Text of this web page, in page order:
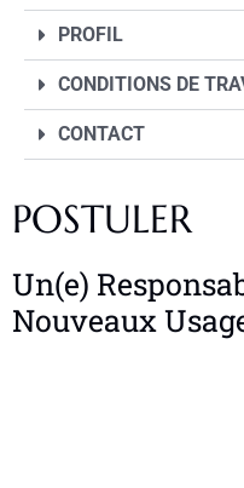
PROFIL
CONDITIONS DE
CONTACT
POSTULER
Un(e)
Nouveaux